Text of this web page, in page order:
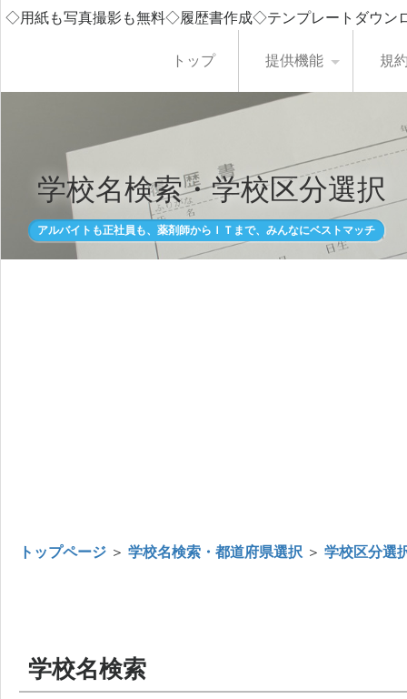
◇用紙も写真撮影も無料◇履歴書作成◇テンプレートダウ
トップ 提供機能 規
学校名検索・学校区分選択
アルバイトも正社員も、薬剤師からＩＴまで、みんなにベストマッチ
トップページ ＞ 学校名検索・都道府県選択 ＞ 学校区分選
学校名検索